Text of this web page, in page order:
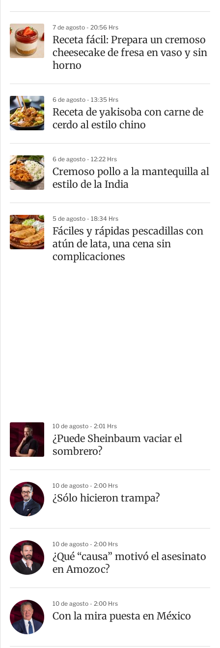
7 de agosto - 20:56 Hrs
Receta fácil: Prepara un cremoso
cheesecake de fresa en vaso y sin
horno
6 de agosto - 13:35 Hrs
Receta de yakisoba con carne de
cerdo al estilo chino
6 de agosto - 12:22 Hrs
Cremoso pollo a la mantequilla al
estilo de la India
5 de agosto - 18:34 Hrs
Fáciles y rápidas pescadillas con
atún de lata, una cena sin
complicaciones
10 de agosto - 2:01 Hrs
¿Puede Sheinbaum vaciar el
sombrero?
10 de agosto - 2:00 Hrs
¿Sólo hicieron trampa?
10 de agosto - 2:00 Hrs
¿Qué “causa” motivó el asesinato
en Amozoc?
10 de agosto - 2:00 Hrs
Con la mira puesta en México